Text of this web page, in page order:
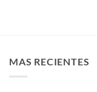
MAS RECIENTES